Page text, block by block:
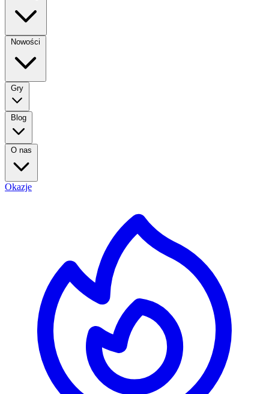
Nowości
Gry
Blog
O nas
Okazje